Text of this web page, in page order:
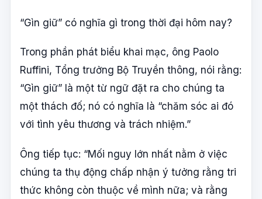
“Gìn giữ” có nghĩa gì trong thời đại hôm nay?
Trong phần phát biểu khai mạc, ông Paolo
Ruffini, Tổng trưởng Bộ Truyền thông, nói rằng:
“Gìn giữ” là một từ ngữ đặt ra cho chúng ta
một thách đố; nó có nghĩa là “chăm sóc ai đó
với tình yêu thương và trách nhiệm.”
Ông tiếp tục: “Mối nguy lớn nhất nằm ở việc
chúng ta thụ động chấp nhận ý tưởng rằng tri
thức không còn thuộc về mình nữa; và rằng